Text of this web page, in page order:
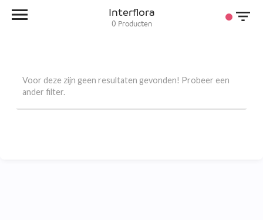
Interflora
0 Producten
Voor deze zijn geen resultaten gevonden! Probeer een
ander filter.